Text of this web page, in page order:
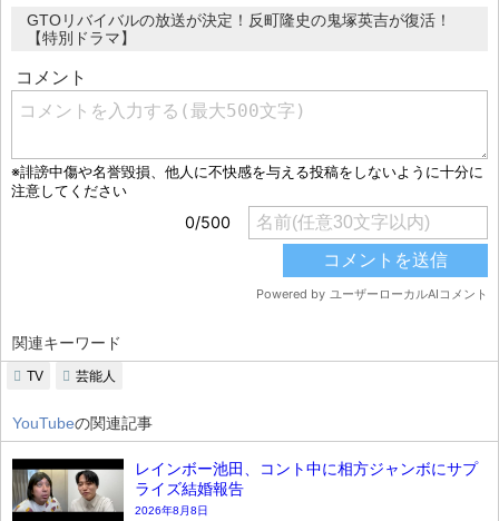
GTOリバイバルの放送が決定！反町隆史の鬼塚英吉が復活！
【特別ドラマ】
関連キーワード
TV 芸能人
YouTubeの関連記事
レインボー池田、コント中に相方ジャンボにサプ
ライズ結婚報告
2026年8月8日